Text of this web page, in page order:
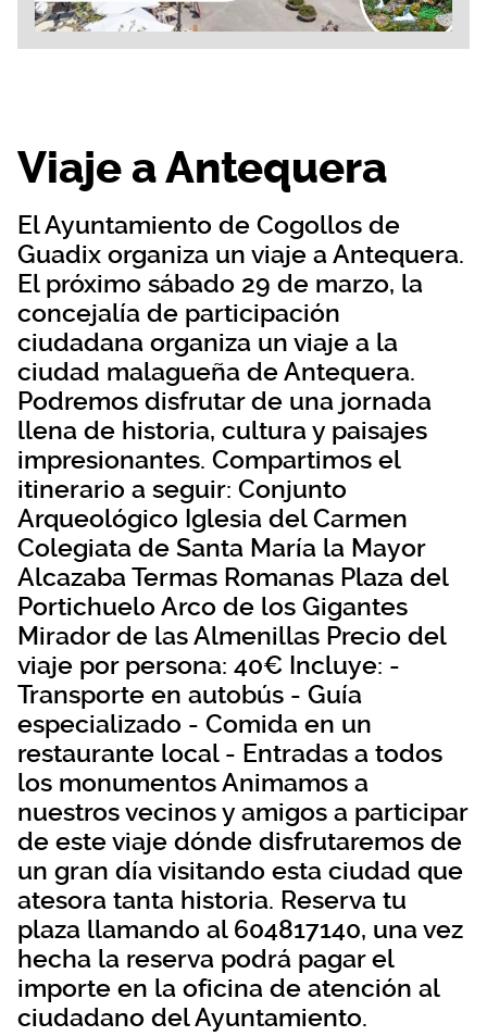
Viaje a Antequera
El Ayuntamiento de Cogollos de
Guadix organiza un viaje a Antequera.
El próximo sábado 29 de marzo, la
concejalía de participación
ciudadana organiza un viaje a la
ciudad malagueña de Antequera.
Podremos disfrutar de una jornada
llena de historia, cultura y paisajes
impresionantes. Compartimos el
itinerario a seguir: Conjunto
Arqueológico Iglesia del Carmen
Colegiata de Santa María la Mayor
Alcazaba Termas Romanas Plaza del
Portichuelo Arco de los Gigantes
Mirador de las Almenillas Precio del
viaje por persona: 40€ Incluye: -
Transporte en autobús - Guía
especializado - Comida en un
restaurante local - Entradas a todos
los monumentos Animamos a
nuestros vecinos y amigos a participar
de este viaje dónde disfrutaremos de
un gran día visitando esta ciudad que
atesora tanta historia. Reserva tu
plaza llamando al 604817140, una vez
hecha la reserva podrá pagar el
importe en la oficina de atención al
ciudadano del Ayuntamiento.